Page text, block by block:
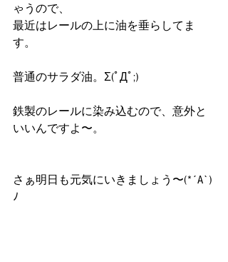
ゃうので、
最近はレールの上に油を垂らしてま
す。
普通のサラダ油。Σ(ﾟДﾟ;)
鉄製のレールに染み込むので、意外と
いいんですよ〜。
さぁ明日も元気にいきましょう〜(*´A`)
ﾉ